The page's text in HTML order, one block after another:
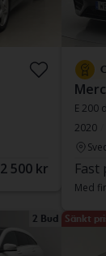
2 500 kr
E 200
2020
Fast
Med
2 Bud Sänkt